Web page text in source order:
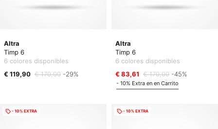
Altra
Timp 6
6 colores disponibles
€ 119,90 € 170,00 -29%
Altra
Timp 6
6 colores disponibles
€ 83,61 € 170,00 -45%
- 10% Extra en en Carrito
- 10% EXTRA - 10% EXTRA